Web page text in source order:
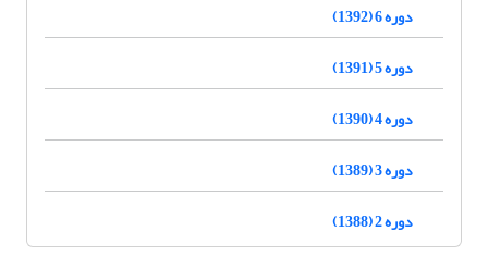
دوره 6 (1392)
دوره 5 (1391)
دوره 4 (1390)
دوره 3 (1389)
دوره 2 (1388)